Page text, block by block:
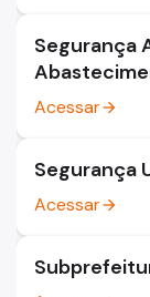
Segurança
Acessararrow_forward
Segurança
Acessararrow_forward